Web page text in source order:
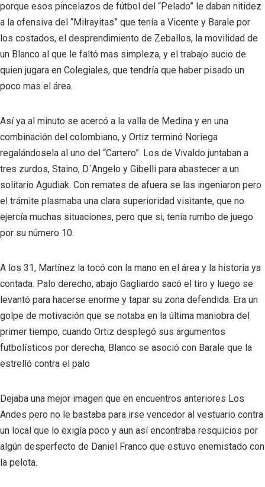
porque esos pincelazos de fútbol del “Pelado” le daban nitidez
a la ofensiva del “Milrayitas” que tenía a Vicente y Barale por
los costados, el desprendimiento de Zeballos, la movilidad de
un Blanco al que le faltó mas simpleza, y el trabajo sucio de
quien jugara en Colegiales, que tendría que haber pisado un
poco mas el área.
Así ya al minuto se acercó a la valla de Medina y en una
combinación del colombiano, y Ortiz terminó Noriega
regalándosela al uno del “Cartero”. Los de Vivaldo juntaban a
tres zurdos, Staino, D´Angelo y Gibelli para abastecer a un
solitario Agudiak. Con remates de afuera se las ingeniaron pero
el trámite plasmaba una clara superioridad visitante, que no
ejercía muchas situaciones, pero que si, tenía rumbo de juego
por su número 10.
A los 31, Martínez la tocó con la mano en el área y la historia ya
contada. Palo derecho, abajo Gagliardo sacó el tiro y luego se
levantó para hacerse enorme y tapar su zona defendida. Era un
golpe de motivación que se notaba en la última maniobra del
primer tiempo, cuando Ortiz desplegó sus argumentos
futbolísticos por derecha, Blanco se asoció con Barale que la
estrelló contra el palo
Dejaba una mejor imagen que en encuentros anteriores Los
Andes pero no le bastaba para irse vencedor al vestuario contra
un local que lo exigía poco y aun así encontraba resquicios por
algún desperfecto de Daniel Franco que estuvo enemistado con
la pelota.